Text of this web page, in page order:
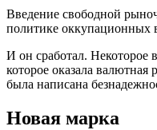
Введение свободной
политике оккупационных
И он сработал. Некоторое
которое оказала
была написана
Новая марка